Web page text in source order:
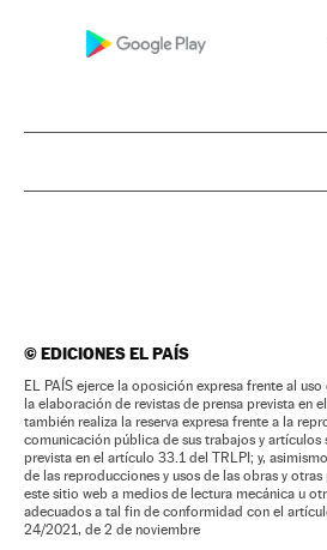
©EDICIONES EL PAÍS
EL PAÍS ejerce la oposición expresa frente al
la elaboración de revistas de prensa prevista en
también realiza la reserva expresa frente a la
comunicación pública de sus trabajos y artículos
prevista en el artículo 33.1 del TRLPI; y,
de las reproducciones y usos de las obras y
este sitio web a medios de lectura mecánica u
adecuados a tal fin de conformidad con el
24/2021, de 2 de noviembre